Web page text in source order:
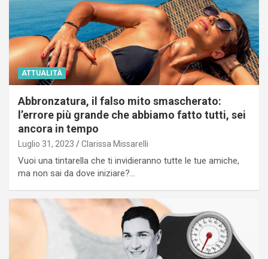
ATTUALITÀ
Abbronzatura, il falso mito smascherato:
l’errore più grande che abbiamo fatto tutti, sei
ancora in tempo
Luglio 31, 2023 Clarissa Missarelli
Vuoi una tintarella che ti invidieranno tutte le tue amiche,
ma non sai da dove iniziare?…